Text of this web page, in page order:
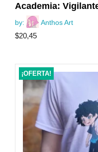
Academia:
by: Anthos Art
$20,45
¡OFERTA!